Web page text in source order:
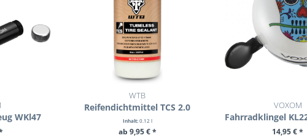
WKl47
WTB
Reifendichtmittel TCS 2.0
Inhalt:0.12 l
ab 9,95 € *
VOXOM
14,95 € *